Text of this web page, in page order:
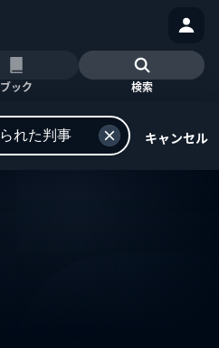
ブック 検索
キャンセル